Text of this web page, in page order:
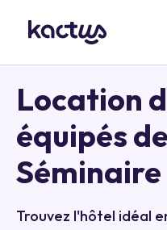
Location
équipés
Trouvez l'hôtel idéal